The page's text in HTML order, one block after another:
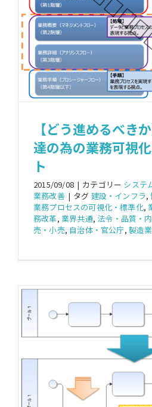
【どう進めるべき
達の為の業務可視
ト
2015/09/08 | カテゴリー システ
業務改善 | タグ 建設・インフラ,
業務プロセスの可視化・標準化,
務改革, 業界共通, 法令・品質・
売・小売, 自治体・官公庁,製造業